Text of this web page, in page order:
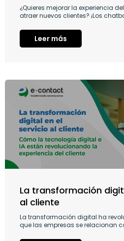
¿Quieres mejorar la experiencia
atraer nuevos clientes? ¡Los
Leer más
La transformación
al cliente
La transformación digital ha
que las empresas se relacionan